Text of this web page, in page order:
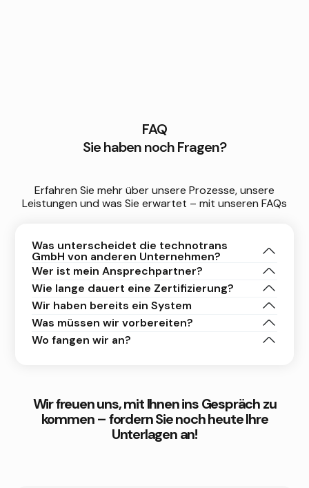
FAQ
Sie haben noch Fragen?
Erfahren Sie mehr über unsere Prozesse, unsere
Leistungen und was Sie erwartet – mit unseren FAQs
Was unterscheidet die technotrans
GmbH von anderen Unternehmen?
Wer ist mein Ansprechpartner?
Wie lange dauert eine Zertifizierung?
Wir haben bereits ein System
Was müssen wir vorbereiten?
Wo fangen wir an?
Wir freuen uns, mit Ihnen ins Gespräch zu
kommen – fordern Sie noch heute Ihre
Unterlagen an!